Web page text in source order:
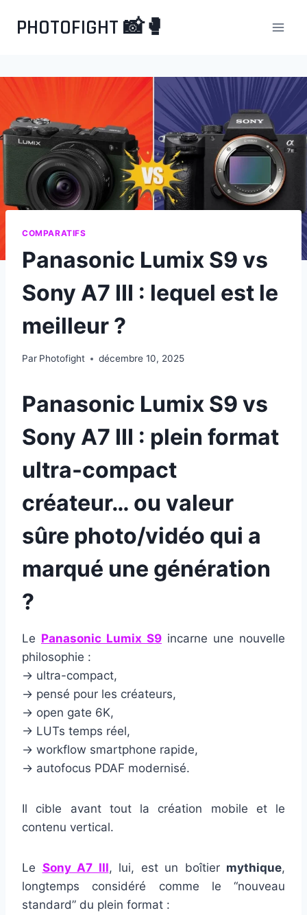
PHOTOFIGHT 📸🥊
COMPARATIFS
Panasonic Lumix S9 vs
Sony A7 III : lequel est le
meilleur ?
Par Photofight décembre 10, 2025
Panasonic Lumix S9 vs
Sony A7 III : plein format
ultra-compact
créateur… ou valeur
sûre photo/vidéo qui a
marqué une génération
?
Le Panasonic Lumix S9 incarne une nouvelle
philosophie :
→ ultra-compact,
→ pensé pour les créateurs,
→ open gate 6K,
→ LUTs temps réel,
→ workflow smartphone rapide,
→ autofocus PDAF modernisé.
Il cible avant tout la création mobile et le
contenu vertical.
Le Sony A7 III, lui, est un boîtier mythique,
longtemps considéré comme le “nouveau
standard” du plein format :